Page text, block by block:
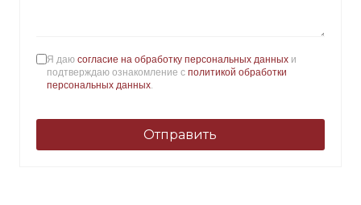
Я даю согласие на обработку персональных данныхи
подтверждаю ознакомление с политикой обработки
персональных данных.
Отправить